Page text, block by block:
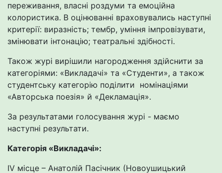
переживання, власні роздуми та емоційна
колористика. В оцінюванні враховувались наступні
критерії: виразність; тембр, уміння імпровізувати,
змінювати інтонацію; театральні здібності.
Також журі вирішили нагородження здійснити за
категоріями: «Викладачі» та «Студенти», а також
студентську категорію поділити номінаціями
«Авторська поезія» й «Декламація».
За результатами голосування журі - маємо
наступні результати.
Категорія «Викладачі»:
IV місце – Анатолій Пасічник (Новоушицький